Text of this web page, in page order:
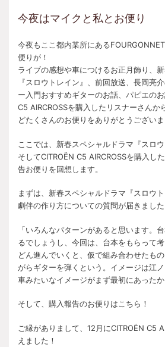
今夜はマイクと私とお便り
今夜もここ都内某所にある
便りが！
ライブの感想や車につけるお正月飾り、
『スロウトレイン』、前回放送、長岡亮
ー入門おすすめギターのお話、パピエの
C5 AIRCROSSを購入したリスナーさんか
どたくさんのお便りをありがとうございま
ここでは、新春スペシャルドラマ『スロ
そしてCITROËN C5 AIRCROSSを購入し
告お便りを回想します。
まずは、新春スペシャルドラマ『スロウト
劇伴の作り方についての質問が届きました
「いろんなパターンがあると思います。
るでしょうし、今回は、台本をもらって
どん進んでいくと、仮で組み合わせたも
がらギターを弾くという。イメージは江
車みたいなイメージがまず最初にあったか
そして、購入報告のお便りはこちら！
ご縁がありまして、12月にCITROËN C5
えました！